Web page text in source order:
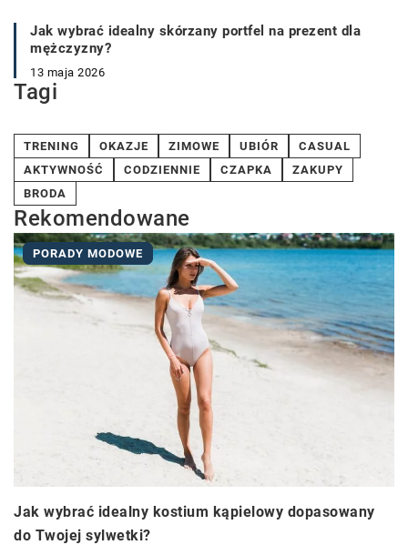
Jak wybrać idealny skórzany portfel na prezent dla
mężczyzny?
13 maja 2026
Tagi
TRENING OKAZJE ZIMOWE UBIÓR
CASUAL
AKTYWNOŚĆ
CODZIENNIE CZAPKA
ZAKUPY
BRODA
Rekomendowane
PORADY MODOWE
Jak wybrać idealny kostium kąpielowy dopasowany
do Twojej sylwetki?